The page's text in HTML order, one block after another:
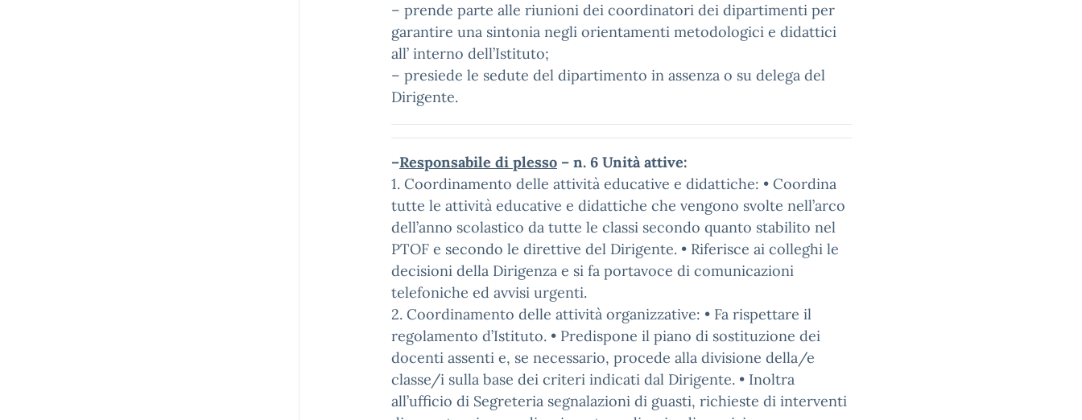
– prende parte alle riunioni dei coordinatori dei dipartimenti per
garantire una sintonia negli orientamenti metodologici e didattici
all’ interno dell’Istituto;
– presiede le sedute del dipartimento in assenza o su delega del
Dirigente.
–Responsabile di plesso – n. 6 Unità attive:
1. Coordinamento delle attività educative e didattiche: • Coordina
tutte le attività educative e didattiche che vengono svolte nell’arco
dell’anno scolastico da tutte le classi secondo quanto stabilito nel
PTOF e secondo le direttive del Dirigente. • Riferisce ai colleghi le
decisioni della Dirigenza e si fa portavoce di comunicazioni
telefoniche ed avvisi urgenti.
2. Coordinamento delle attività organizzative: • Fa rispettare il
regolamento d’Istituto. • Predispone il piano di sostituzione dei
docenti assenti e, se necessario, procede alla divisione della/e
classe/i sulla base dei criteri indicati dal Dirigente. • Inoltra
all’ufficio di Segreteria segnalazioni di guasti, richieste di interventi